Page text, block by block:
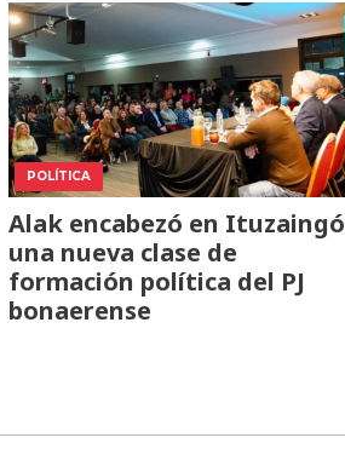
POLÍTICA
Alak encabezó en Ituzaingó
una nueva clase de
formación política del PJ
bonaerense